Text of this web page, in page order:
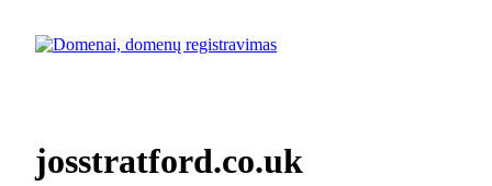
josstratford.co.uk